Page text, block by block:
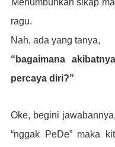
Menumbuhkan sikap
ragu.
Nah, ada yang tanya,
“bagaimana
percaya diri?”
Oke, begini
“nggak PeDe” maka